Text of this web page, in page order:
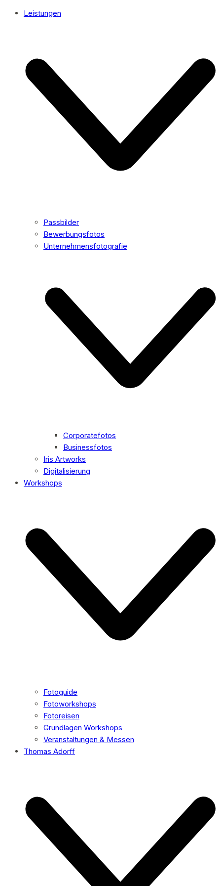
Leistungen
Passbilder
Bewerbungsfotos
Unternehmensfotografie
Corporatefotos
Businessfotos
Iris Artworks
Digitalisierung
Workshops
Fotoguide
Fotoworkshops
Fotoreisen
Grundlagen Workshops
Veranstaltungen & Messen
Thomas Adorff